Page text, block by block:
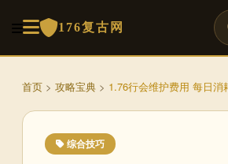
176复古网
首页 > 攻略宝典 > 1.76行会维护费用 每日消
综合技巧